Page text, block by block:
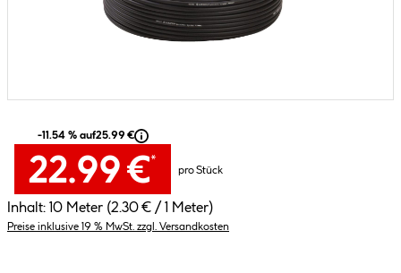
-11.54 % auf25.99 €
22.99 €*
pro Stück
Inhalt: 10 Meter (2.30 € / 1 Meter)
Preise inklusive 19 % MwSt. zzgl. Versandkosten